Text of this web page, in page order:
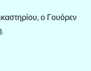
ο Γουόρεν